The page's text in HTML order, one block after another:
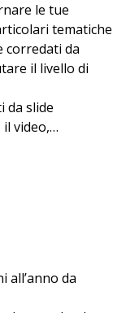
le tue
tematiche
corredati da
il livello di
da slide
video,…
all’anno da